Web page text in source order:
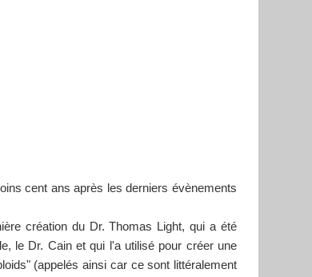
cent ans après les derniers évènements
création du Dr. Thomas Light, qui a été
le Dr. Cain et qui l'a utilisé pour créer une
(appelés ainsi car ce sont littéralement